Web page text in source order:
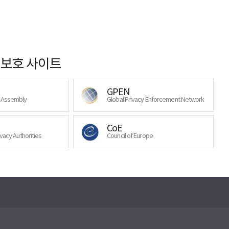
호 사이트
GPEN
Global Privacy Enforcement Network
Authorities
CoE
Council of Europe